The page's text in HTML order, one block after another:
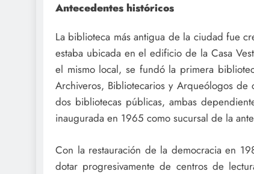
Antecedentes históricos
La biblioteca más antigua de la ciudad fue
estaba ubicada en el edificio de la Casa
el mismo local, se fundó la primera
Archiveros, Bibliotecarios y Arqueólogos de
dos bibliotecas públicas, ambas
inaugurada en 1965 como sucursal de la
Con la restauración de la democracia en
dotar progresivamente de centros de